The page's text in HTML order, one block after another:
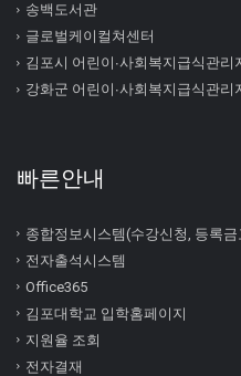
송백도서관
글로벌케이컬쳐센터
김포시 어린이∙사회복지급식관리
강화군 어린이∙사회복지급식관리
빠른안내
종합정보시스템(수강신청, 등록
전자출석시스템
Office365
김포대학교 입학홈페이지
지원율 조회
전자결재